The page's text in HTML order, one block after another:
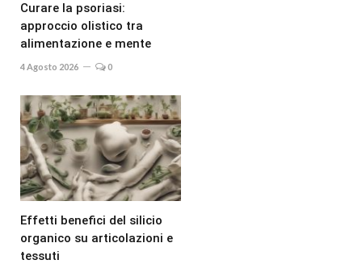
Curare la psoriasi:
approccio olistico tra
alimentazione e mente
4 Agosto 2026 0
Effetti benefici del silicio
organico su articolazioni e
tessuti